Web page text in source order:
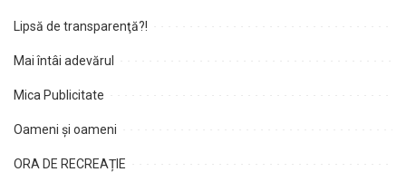
Lipsă de transparenţă?!
Mai întâi adevărul
Mica Publicitate
Oameni şi oameni
ORA DE RECREAȚIE